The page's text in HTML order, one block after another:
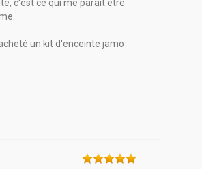
c'est ce qui me paraît être
un kit d'enceinte jamo